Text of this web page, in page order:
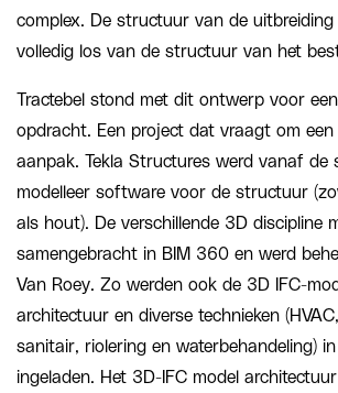
complex. De structuur van de
volledig los van de structuur van het
Tractebel stond met dit ontwerp voor
opdracht. Een project dat vraagt om een
aanpak. Tekla Structures werd vanaf de
modelleer software voor de structuur
als hout). De verschillende 3D discipline
samengebracht in BIM 360 en werd
Van Roey. Zo werden ook de 3D IFC-
architectuur en diverse technieken
sanitair, riolering en waterbehandeling) in
ingeladen. Het 3D-IFC model